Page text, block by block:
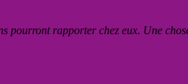
pourront rapporter chez eux. Une